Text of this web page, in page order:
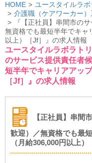
HOME
ユースタイルラ
介護職（ケアワーカー
『【正社員】串間市の
無資格でも最短半年でキャ
以上）［Jf］』の求人情報
ユースタイルラボラト
のサービス提供責任者
短半年でキャリアアッ
［Jf］』の求人情報
【正社員】串間
歓迎）／無資格でも最
（月給306,000円以上）